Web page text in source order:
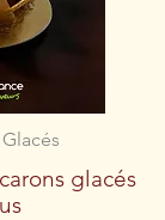
glacés